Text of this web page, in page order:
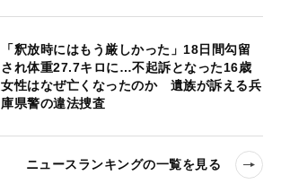
「釈放時にはもう厳しかった」18日間勾留
され体重27.7キロに…不起訴となった16歳
女性はなぜ亡くなったのか 遺族が訴える兵
庫県警の違法捜査
ニュースランキングの一覧を見る